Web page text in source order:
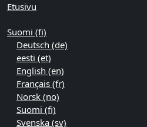
Etusivu
Suomi ‎(fi)‎
Deutsch ‎(de)‎
eesti ‎(et)‎
English ‎(en)‎
Français ‎(fr)‎
Norsk ‎(no)‎
Suomi ‎(fi)‎
Svenska ‎(sv)‎